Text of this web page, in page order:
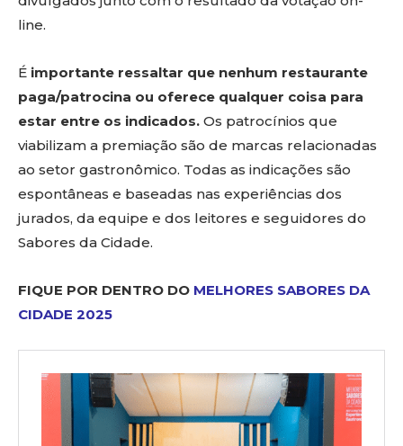
line.
É importante ressaltar que nenhum restaurante
paga/patrocina ou oferece qualquer coisa para
estar entre os indicados. Os patrocínios que
viabilizam a premiação são de marcas relacionadas
ao setor gastronômico. Todas as indicações são
espontâneas e baseadas nas experiências dos
jurados, da equipe e dos leitores e seguidores do
Sabores da Cidade.
FIQUE POR DENTRO DO MELHORES SABORES DA
CIDADE 2025